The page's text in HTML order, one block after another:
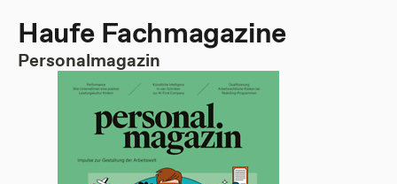
Haufe Fachmagazine
Personalmagazin